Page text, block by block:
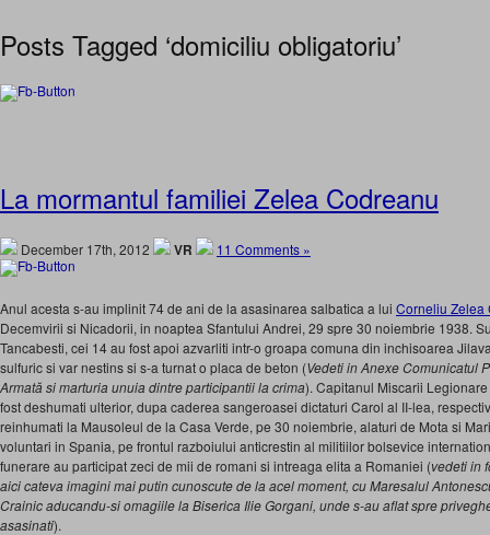
Posts Tagged ‘domiciliu obligatoriu’
La mormantul familiei Zelea Codreanu
December 17th, 2012 VR 11 Comments »
Anul acesta s-au implinit 74 de ani de la asasinarea salbatica a lui Corneliu
Decemvirii si Nicadorii, in noaptea Sfantului Andrei, 29 spre 30 noiembrie 1938.
Tancabesti, cei 14 au fost apoi azvarliti intr-o groapa comuna din inchisoarea
sulfuric si var nestins si s-a turnat o placa de beton (Vedeti in AnexeComunicatul
Armată si marturia unuia dintre participantii la crima). Capitanul Miscarii
fost deshumati ulterior, dupa caderea sangeroasei dictaturi Carol al II-lea,
reinhumati la Mausoleul de la Casa Verde, pe 30 noiembrie, alaturi de Mota si
voluntari in Spania, pe frontul razboiului anticrestin al militiilor bolsevice
funerare au participat zeci de mii de romani si intreaga elita a Romaniei (vedeti in
aici cateva imagini mai putin cunoscute de la acel moment, cu Maresalul
Crainic aducandu-si omagiile la Biserica Ilie Gorgani, unde s-au aflat spre
asasinati).